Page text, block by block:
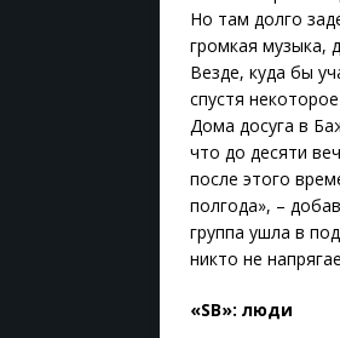
Но там долго
громкая музыка,
Везде, куда бы
спустя
Дома досуга в
что до десяти
после этого
полгода», –
группа ушла в
никто не
«SB»: люди